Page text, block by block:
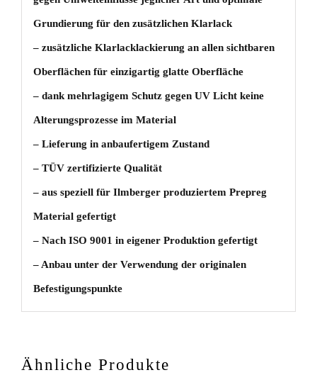
Grundierung für den zusätzlichen Klarlack
– zusätzliche Klarlacklackierung an allen sichtbaren
Oberflächen für einzigartig glatte Oberfläche
– dank mehrlagigem Schutz gegen UV Licht keine
Alterungsprozesse im Material
– Lieferung in anbaufertigem Zustand
– TÜV zertifizierte Qualität
– aus speziell für Ilmberger produziertem Prepreg
Material gefertigt
– Nach ISO 9001 in eigener Produktion gefertigt
– Anbau unter der Verwendung der originalen
Befestigungspunkte
Ähnliche Produkte